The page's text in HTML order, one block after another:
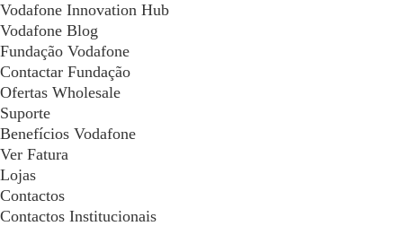
Vodafone Innovation Hub
Vodafone Blog
Fundação Vodafone
Contactar Fundação
Ofertas Wholesale
Suporte
Benefícios Vodafone
Ver Fatura
Lojas
Contactos
Contactos Institucionais